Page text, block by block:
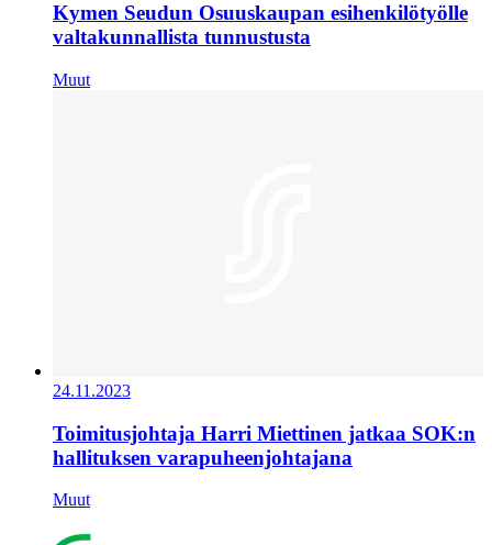
Kymen Seudun Osuuskaupan esihenkilötyölle
valtakunnallista tunnustusta
Muut
24.11.2023
Toimitusjohtaja Harri Miettinen jatkaa SOK:n
hallituksen varapuheenjohtajana
Muut